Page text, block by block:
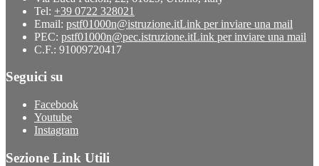
Tel: +39 0722 328021
Email: pstf01000n@istruzione.itLink per inviare una mail
PEC: pstf01000n@pec.istruzione.itLink per inviare una mail
C.F.: 91009720417
Seguici su
Facebook
Youtube
Instagram
Sezione Link Utili